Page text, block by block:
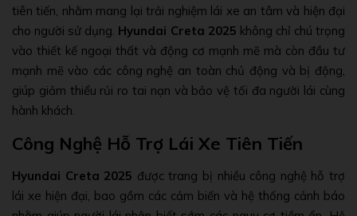
tiên tiến, nhằm mang lại trải nghiệm lái xe an tâm và hiện đại
cho người sử dụng. Hyundai Creta 2025 không chỉ chú trọng
vào thiết kế ngoại thất và động cơ mạnh mẽ mà còn đầu tư
mạnh mẽ vào các công nghệ an toàn chủ động và bị động,
giúp giảm thiểu rủi ro tai nạn và bảo vệ tối đa người lái cùng
hành khách.
Công Nghệ Hỗ Trợ Lái Xe Tiên Tiến
Hyundai Creta 2025 được trang bị nhiều công nghệ hỗ trợ
lái xe hiện đại, bao gồm các cảm biến và hệ thống cảnh báo